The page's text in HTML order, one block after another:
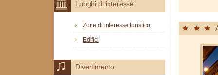
Luoghi di interesse
Zone di interesse turistico
Edifici
Divertimento